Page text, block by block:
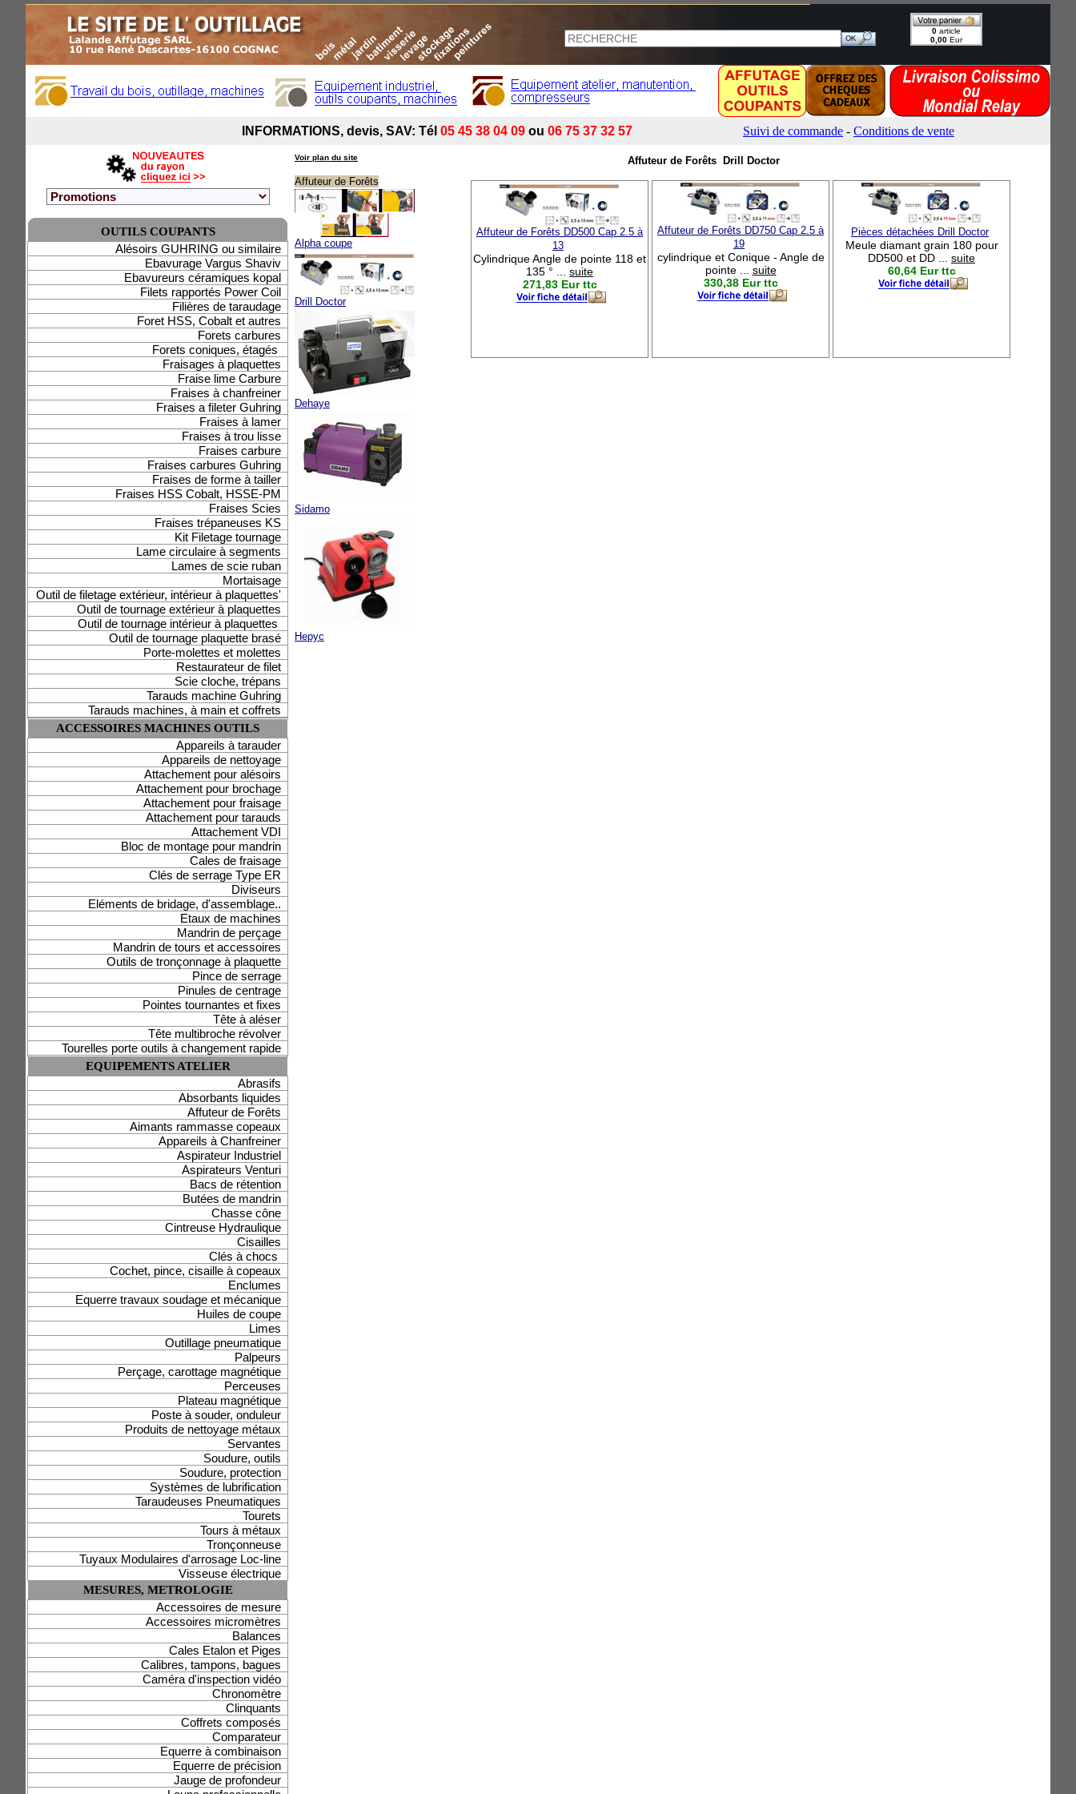
OUTILS COUPANTS
Alésoirs GUHRING ou similaire
Ebavurage Vargus Shaviv
Ebavureurs céramiques kopal
Filets rapportés Power Coil
Filières de taraudage
Foret HSS, Cobalt et autres
Forets carbures
Forets coniques, étagés
Fraisages à plaquettes
Fraise lime Carbure
Fraises à chanfreiner
Fraises a fileter Guhring
Fraises à lamer
Fraises à trou lisse
Fraises carbure
Fraises carbures Guhring
Fraises de forme à tailler
Fraises HSS Cobalt, HSSE-PM
Fraises Scies
Fraises trépaneuses KS
Kit Filetage tournage
Lame circulaire à segments
Lames de scie ruban
Mortaisage
Outil de filetage extérieur, intérieur à plaquettes'
Outil de tournage extérieur à plaquettes
Outil de tournage intérieur à plaquettes
Outil de tournage plaquette brasé
Porte-molettes et molettes
Restaurateur de filet
Scie cloche, trépans
Tarauds machine Guhring
Tarauds machines, à main et coffrets
ACCESSOIRES MACHINES OUTILS
Appareils à tarauder
Appareils de nettoyage
Attachement pour alésoirs
Attachement pour brochage
Attachement pour fraisage
Attachement pour tarauds
Attachement VDI
Bloc de montage pour mandrin
Cales de fraisage
Clés de serrage Type ER
Diviseurs
Eléments de bridage, d'assemblage..
Etaux de machines
Mandrin de perçage
Mandrin de tours et accessoires
Outils de tronçonnage à plaquette
Pince de serrage
Pinules de centrage
Pointes tournantes et fixes
Tête à aléser
Tête multibroche révolver
Tourelles porte outils à changement rapide
EQUIPEMENTS ATELIER
Abrasifs
Absorbants liquides
Affuteur de Forêts
Aimants rammasse copeaux
Appareils à Chanfreiner
Aspirateur Industriel
Aspirateurs Venturi
Bacs de rétention
Butées de mandrin
Chasse cône
Cintreuse Hydraulique
Cisailles
Clés à chocs
Cochet, pince, cisaille à copeaux
Enclumes
Equerre travaux soudage et mécanique
Huiles de coupe
Limes
Outillage pneumatique
Palpeurs
Perçage, carottage magnétique
Perceuses
Plateau magnétique
Poste à souder, onduleur
Produits de nettoyage métaux
Servantes
Soudure, outils
Soudure, protection
Systèmes de lubrification
Taraudeuses Pneumatiques
Tourets
Tours à métaux
Tronçonneuse
Tuyaux Modulaires d'arrosage Loc-line
Visseuse électrique
MESURES, METROLOGIE
Accessoires de mesure
Accessoires micromètres
Balances
Cales Etalon et Piges
Calibres, tampons, bagues
Caméra d'inspection vidéo
Chronomètre
Clinquants
Coffrets composés
Comparateur
Equerre à combinaison
Equerre de précision
Jauge de profondeur
Voir plan du site Affuteur de Forêts
Drill Doctor
Affuteur de Forêts
Alpha coupe
Drill Doctor
Dehaye
Sidamo
Hepyc
Affuteur de Forêts DD500 Cap 2.5 à
13
Cylindrique Angle de pointe 118 et
135 ° ... suite
271,83 Eur ttc
Affuteur de Forêts DD750 Cap 2.5 à
19
cylindrique et Conique - Angle de
pointe ... suite
330,38 Eur ttc
Pièces détachées Drill Doctor
Meule diamant grain 180 pour
DD500 et DD ... suite
60,64 Eur ttc